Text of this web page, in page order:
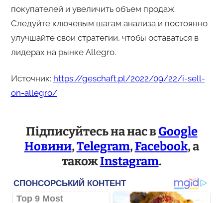
покупателей и увеличить объем продаж.
Следуйте ключевым шагам анализа и постоянно
улучшайте свои стратегии, чтобы оставаться в
лидерах на рынке Allegro.
Источник: https://geschaft.pl/2022/09/22/i-sell-
on-allegro/
Підписуйтесь на нас вGoogle
Новини,Telegram,Facebook, а
такожInstagram.